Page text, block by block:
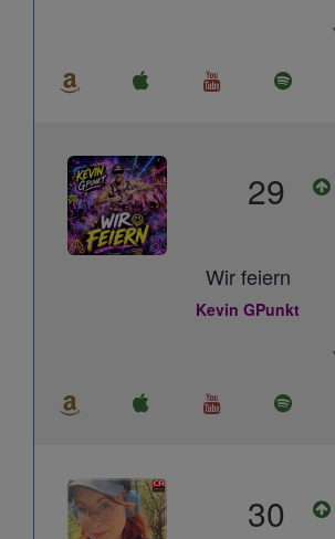
29
Wir feiern
Kevin GPunkt
30